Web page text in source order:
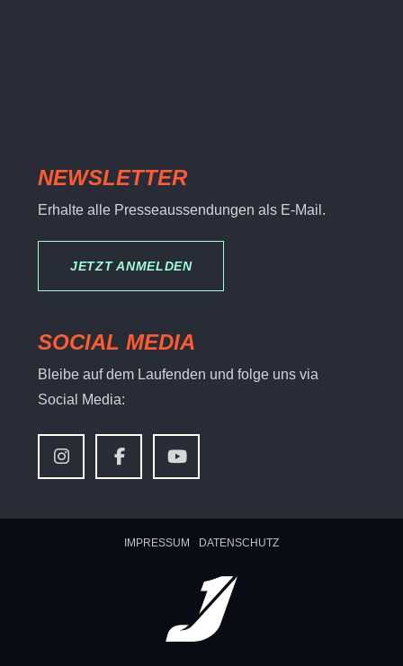
NEWSLETTER
Erhalte alle Presseaussendungen als E-Mail.
JETZT ANMELDEN
SOCIAL MEDIA
Bleibe auf dem Laufenden und folge uns via
Social Media:
IMPRESSUM DATENSCHUTZ